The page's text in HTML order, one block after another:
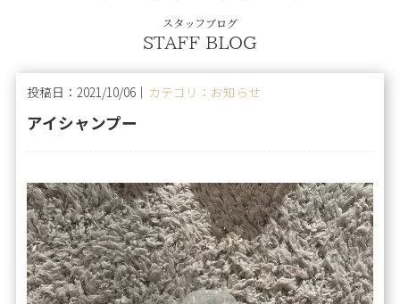
スタッフブログ
STAFF BLOG
投稿日：2021/10/06｜ カテゴリ：お知らせ
アイシャンプー